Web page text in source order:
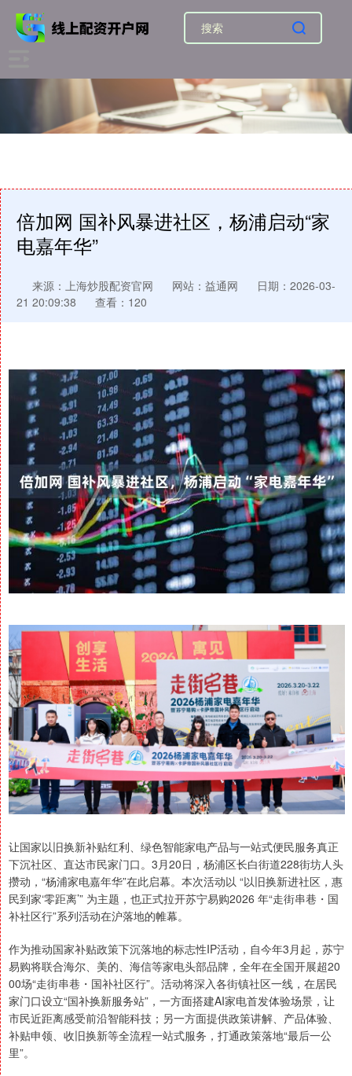
倍加网 国补风暴进社区，杨浦启动“家
电嘉年华”
来源：上海炒股配资官网 网站：益通网
日期：2026-03-
21 20:09:38
查看：120
让国家以旧换新补贴红利、绿色智能家电产品与一站式便民服务真正
下沉社区、直达市民家门口。3月20日，杨浦区长白街道228街坊人头
攒动，“杨浦家电嘉年华”在此启幕。本次活动以 “以旧换新进社区，惠
民到家‘零距离’” 为主题，也正式拉开苏宁易购2026 年“走街串巷・国
补社区行”系列活动在沪落地的帷幕。
作为推动国家补贴政策下沉落地的标志性IP活动，自今年3月起，苏宁
易购将联合海尔、美的、海信等家电头部品牌，全年在全国开展超20
00场“走街串巷・国补社区行”。活动将深入各街镇社区一线，在居民
家门口设立“国补换新服务站”，一方面搭建AI家电首发体验场景，让
市民近距离感受前沿智能科技；另一方面提供政策讲解、产品体验、
补贴申领、收旧换新等全流程一站式服务，打通政策落地“最后一公
里”。